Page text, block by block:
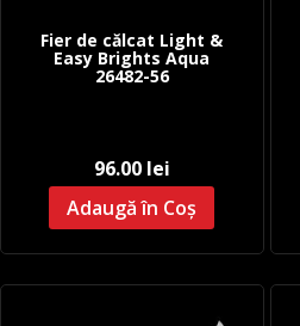
Fier de călcat Light &
Easy Brights Aqua
26482-56
96.00 lei
Adaugă în Coș